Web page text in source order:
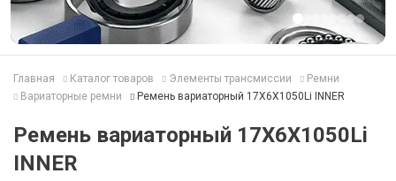
Главная Каталог товаров Элементы трансмиссии
Ремни
Вариаторные ремни
Ремень вариаторный 17X6X1050Li INNER
Ремень вариаторный 17X6X1050Li
INNER